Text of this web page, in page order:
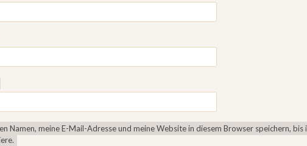
Namen, meine E-Mail-Adresse und meine Website in diesem Browser speichern, bis